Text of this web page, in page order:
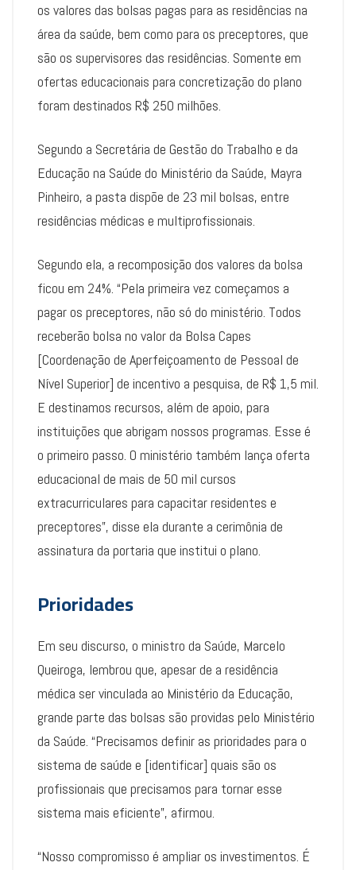
os valores das bolsas pagas para as residências na
área da saúde, bem como para os preceptores, que
são os supervisores das residências. Somente em
ofertas educacionais para concretização do plano
foram destinados R$ 250 milhões.
Segundo a Secretária de Gestão do Trabalho e da
Educação na Saúde do Ministério da Saúde, Mayra
Pinheiro, a pasta dispõe de 23 mil bolsas, entre
residências médicas e multiprofissionais.
Segundo ela, a recomposição dos valores da bolsa
ficou em 24%. “Pela primeira vez começamos a
pagar os preceptores, não só do ministério. Todos
receberão bolsa no valor da Bolsa Capes
[Coordenação de Aperfeiçoamento de Pessoal de
Nível Superior] de incentivo a pesquisa, de R$ 1,5 mil.
E destinamos recursos, além de apoio, para
instituições que abrigam nossos programas. Esse é
o primeiro passo. O ministério também lança oferta
educacional de mais de 50 mil cursos
extracurriculares para capacitar residentes e
preceptores”, disse ela durante a cerimônia de
assinatura da portaria que institui o plano.
Prioridades
Em seu discurso, o ministro da Saúde, Marcelo
Queiroga, lembrou que, apesar de a residência
médica ser vinculada ao Ministério da Educação,
grande parte das bolsas são providas pelo Ministério
da Saúde. “Precisamos definir as prioridades para o
sistema de saúde e [identificar] quais são os
profissionais que precisamos para tornar esse
sistema mais eficiente”, afirmou.
“Nosso compromisso é ampliar os investimentos. É